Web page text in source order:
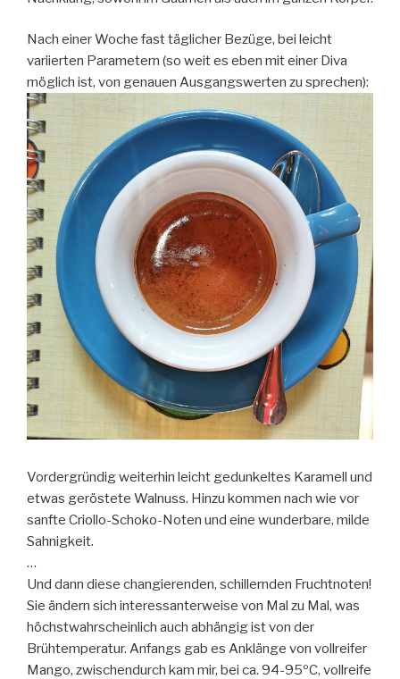
Nach einer Woche fast täglicher Bezüge, bei leicht
variierten Parametern (so weit es eben mit einer Diva
möglich ist, von genauen Ausgangswerten zu sprechen):
Vordergründig weiterhin leicht gedunkeltes Karamell und
etwas geröstete Walnuss. Hinzu kommen nach wie vor
sanfte Criollo-Schoko-Noten und eine wunderbare, milde
Sahnigkeit.
…
Und dann diese changierenden, schillernden Fruchtnoten!
Sie ändern sich interessanterweise von Mal zu Mal, was
höchstwahrscheinlich auch abhängig ist von der
Brühtemperatur. Anfangs gab es Anklänge von vollreifer
Mango, zwischendurch kam mir, bei ca. 94-95ºC, vollreife